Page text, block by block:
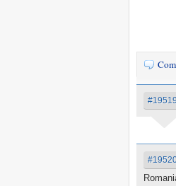
#19519